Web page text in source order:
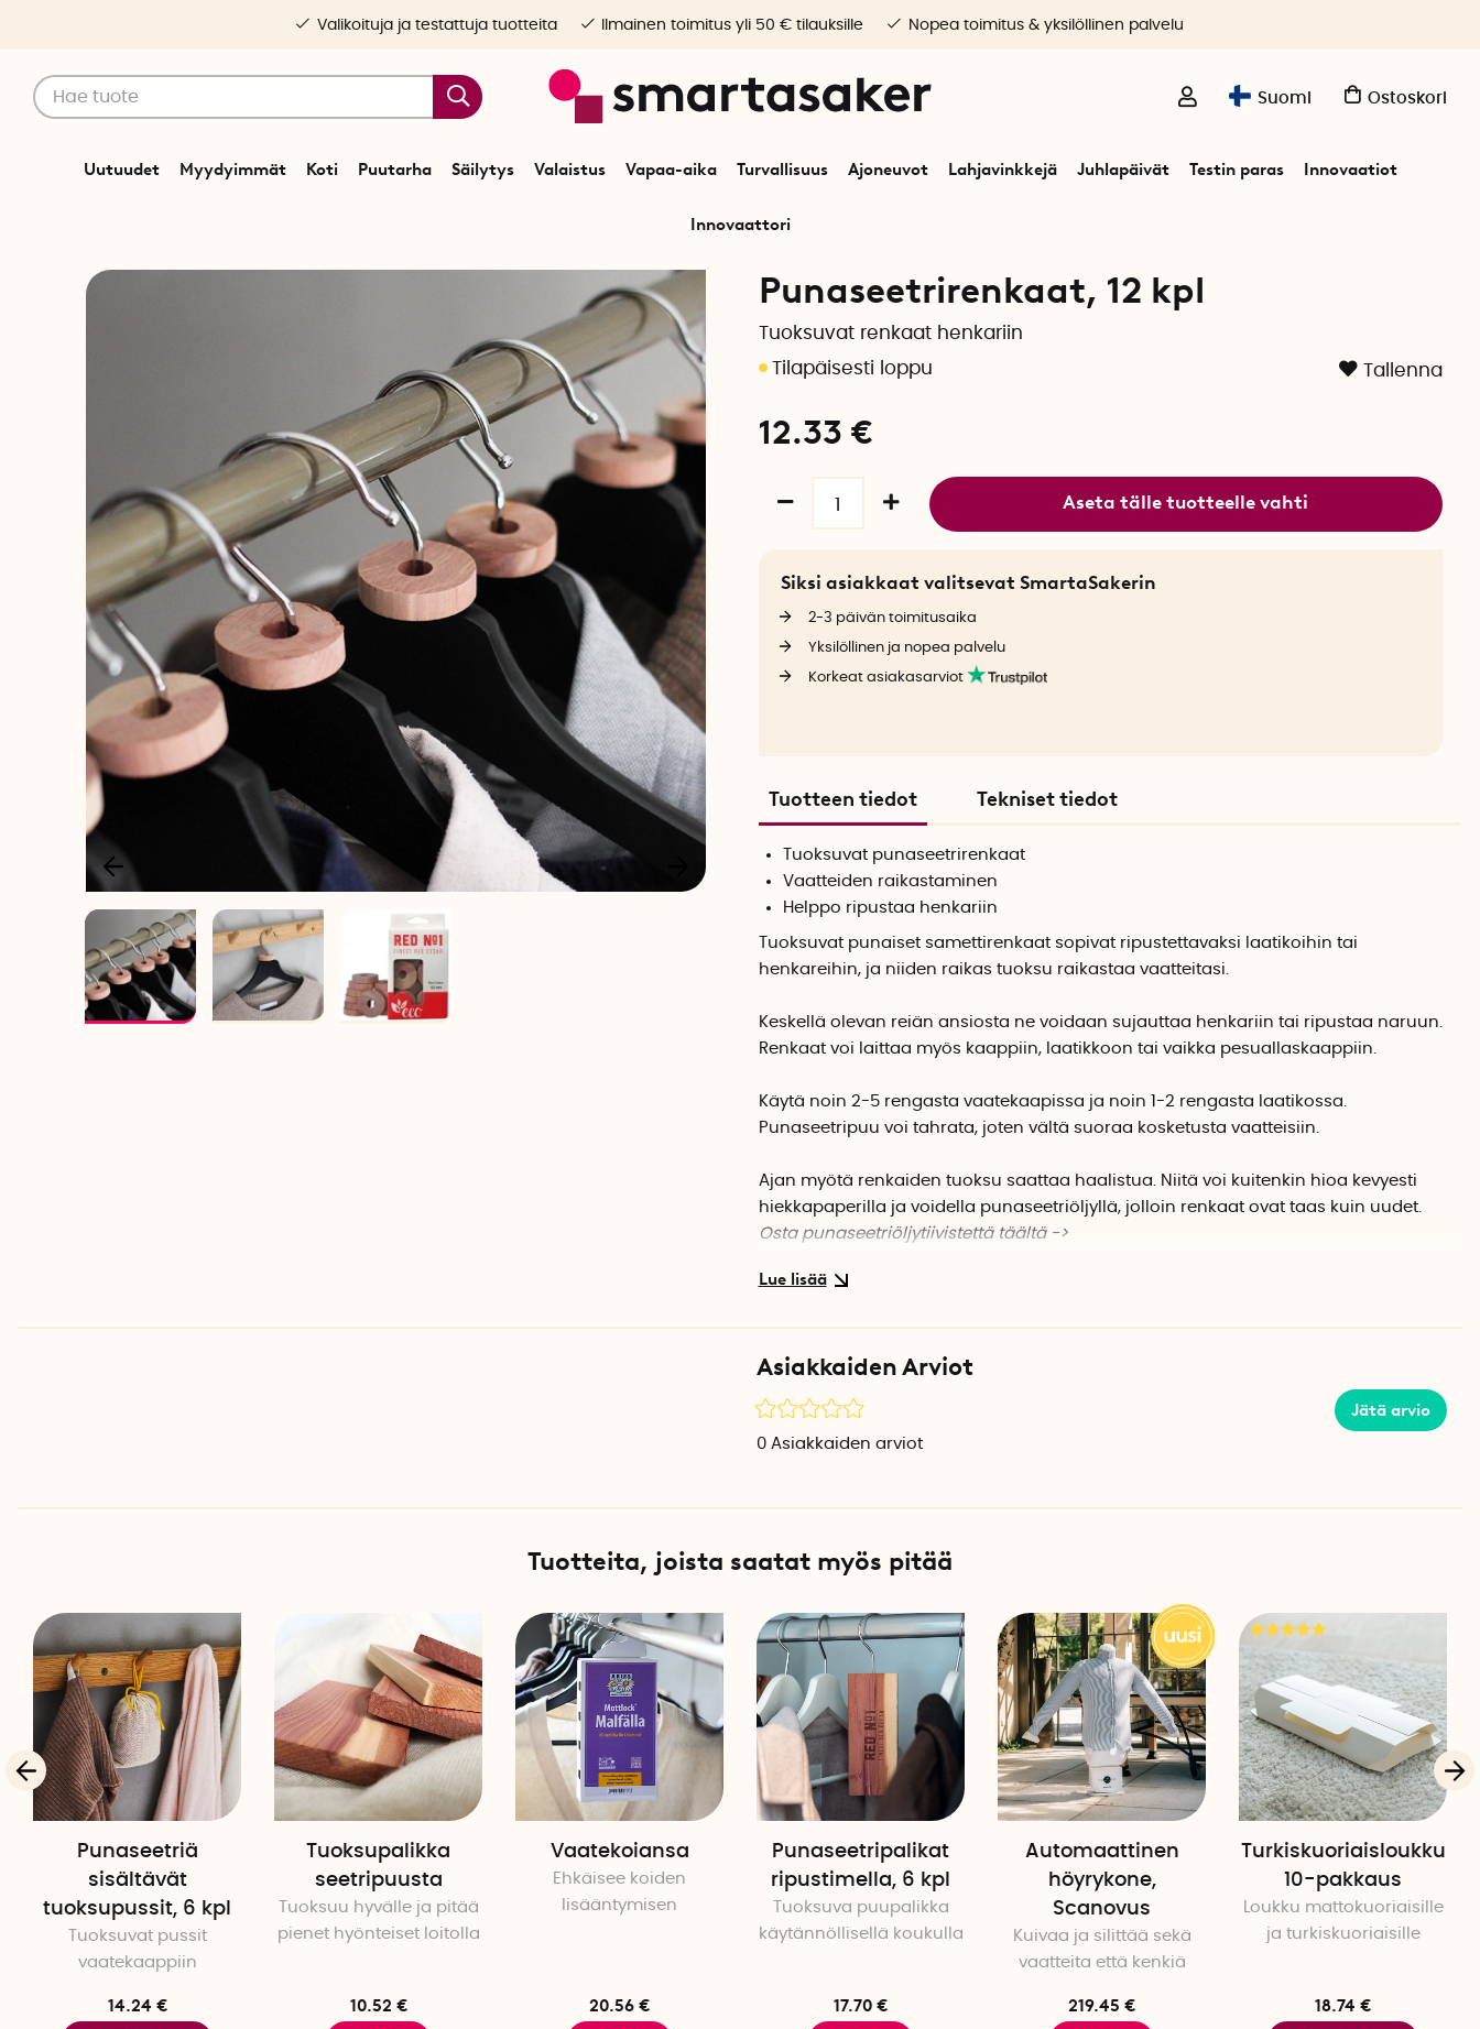
Suomi Ostoskori
Uutuudet Myydyimmät Koti Puutarha Säilytys Valaistus Vapaa-aika Turvallisuus Ajoneuvot Lahjavinkkejä Juhlapäivät Testin paras Innovaatiot
Innovaattori
Valikoituja ja testattuja tuotteita Ilmainen toimitus yli 50 € tilauksille Nopea toimitus & yksilöllinen palvelu
Tuholaiset Punaseetrirenkaat, 12 kpl
Punaseetrirenkaat, 12 kpl
Tuoksuvat renkaat henkariin
Tallenna
12.33 €
Aseta tälle tuotteelle vahti
Siksi asiakkaat valitsevat SmartaSakerin
2-3 päivän toimitusaika
Yksilöllinen ja nopea palvelu
Korkeat asiakasarviot
Tuotteen tiedot Tekniset tiedot
Tuoksuvat punaseetrirenkaat
Vaatteiden raikastaminen
Helppo ripustaa henkariin
Tuoksuvat punaiset samettirenkaat sopivat ripustettavaksi laatikoihin tai
henkareihin, ja niiden raikas tuoksu raikastaa vaatteitasi.
Keskellä olevan reiän ansiosta ne voidaan sujauttaa henkariin tai ripustaa naruun.
Renkaat voi laittaa myös kaappiin, laatikkoon tai vaikka pesuallaskaappiin.
Käytä noin 2-5 rengasta vaatekaapissa ja noin 1-2 rengasta laatikossa.
Punaseetripuu voi tahrata, joten vältä suoraa kosketusta vaatteisiin.
Ajan myötä renkaiden tuoksu saattaa haalistua. Niitä voi kuitenkin hioa kevyesti
hiekkapaperilla ja voidella punaseetriöljyllä, jolloin renkaat ovat taas kuin uudet.
Osta punaseetriöljytiivistettä täältä ->
Renkaat on valmistettu käsittelemättömästä seetripuusta, joka on
Halkaisija: 4 cm
Korkeus: noin 1 cm
Asiakkaiden Arviot
Jätä arvio
0 Asiakkaiden arviot
Tuotteita, joista saatat myös pitää
Punaseetriä
sisältävät
tuoksupussit, 6 kpl
Tuoksuvat pussit
vaatekaappiin
14.24 €
Tuoksupalikka
seetripuusta
Tuoksuu hyvälle ja pitää
pienet hyönteiset loitolla
10.52 €
Vaatekoiansa
Ehkäisee koiden
lisääntymisen
20.56 €
Punaseetripalikat
ripustimella, 6 kpl
Tuoksuva puupalikka
käytännöllisellä koukulla
17.70 €
Automaattinen
höyrykone,
Scanovus
Kuivaa ja silittää sekä
vaatteita että kenkiä
219.45 €
Turkiskuoriaisloukku
10-pakkaus
Loukku mattokuoriaisille
ja turkiskuoriaisille
18.74 €